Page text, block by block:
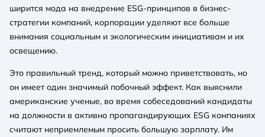
ширится мода на внедрение ESG-принципов в бизнес-
стратегии компаний, корпорации уделяют все больше
внимания социальным и экологическим инициативам и их
освещению.
Это правильный тренд, который можно приветствовать, но
он имеет один значимый побочный эффект. Как выяснили
американские ученые, во время собеседований кандидаты
на должности в активно пропагандирующих ESG компаниях
считают неприемлемым просить большую зарплату. Им